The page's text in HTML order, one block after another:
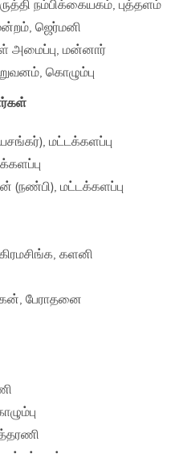
நம்பிக்கையகம், புத்தளம்
ஜெர்மனி
அமைப்பு, மன்னார்
கொழும்பு
மட்டக்களப்பு
(நண்பி), மட்டக்களப்பு
களனி
பேராதனை